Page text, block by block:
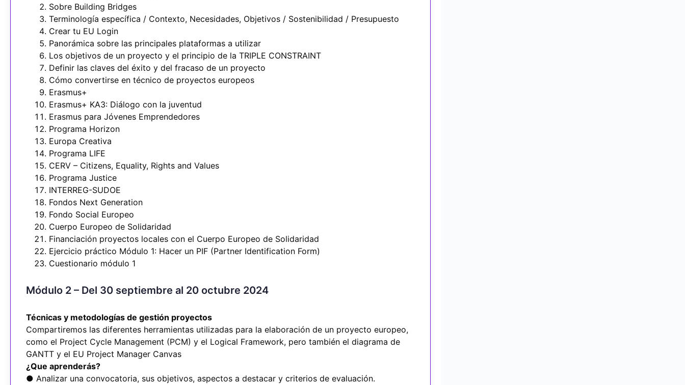
Sobre Building Bridges
Terminología específica / Contexto, Necesidades, Objetivos / Sostenibilidad / Presupuesto
Crear tu EU Login
Panorámica sobre las principales plataformas a utilizar
Los objetivos de un proyecto y el principio de la TRIPLE CONSTRAINT
Definir las claves del éxito y del fracaso de un proyecto
Cómo convertirse en técnico de proyectos europeos
Erasmus+
Erasmus+ KA3: Diálogo con la juventud
Erasmus para Jóvenes Emprendedores
Programa Horizon
Europa Creativa
Programa LIFE
CERV – Citizens, Equality, Rights and Values
Programa Justice
INTERREG-SUDOE
Fondos Next Generation
Fondo Social Europeo
Cuerpo Europeo de Solidaridad
Financiación proyectos locales con el Cuerpo Europeo de Solidaridad
Ejercicio práctico Módulo 1: Hacer un PIF (Partner Identification Form)
Cuestionario módulo 1
Módulo 2 – Del 30 septiembre al 20 octubre 2024
Técnicas y metodologías de gestión proyectos
Compartiremos las diferentes herramientas utilizadas para la elaboración de un proyecto europeo,
como el Project Cycle Management (PCM) y el Logical Framework, pero también el diagrama de
GANTT y el EU Project Manager Canvas
¿Que aprenderás?
● Analizar una convocatoria, sus objetivos, aspectos a destacar y criterios de evaluación.